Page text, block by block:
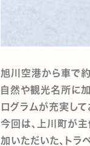
旭川空港から車で約
自然や観光名所に
ログラムが充実して
今回は、上川町が
加いただいた、トラ